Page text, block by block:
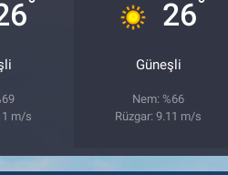
m/s
26
Güneşli
Nem: %66
Rüzgar: 9.11 m/s